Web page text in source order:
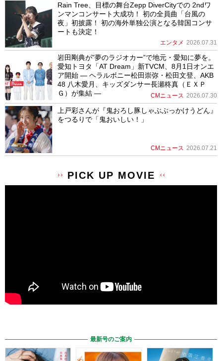
Rain Tree、目標の舞台Zepp DiverCityでの 2ndワ
ンマンコンサート大成功！ 初の全員曲「台風の
夜」初披露！ 初の海外単独公演となる韓国コンサ
ートも決定！
エンタメ 2026.07.31
岩田剛典が”夢のラジオカー”で地元・愛知に夢を。
愛知トヨタ「AT Dream」新TVCM、8月1日オンエ
ア開始 ― ヘラルボニー松田崇弥・松田文登、AKB
48 八木愛月、キッズダンサー長瀬柊真（ＥＸＰ
Ｇ）が集結 ―
CMニュース 2026.07.30
上戸彩さんが『鬼おろし豚しゃぶぶっかけうどん』
をつるりで「鬼おいしい！」
CMニュース 2026.07.21
PICK UP MOVIE
最新号のご案内